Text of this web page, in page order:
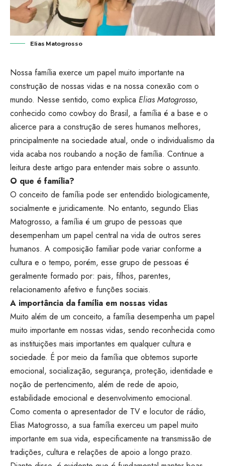
Elias Matogrosso
Nossa família exerce um papel muito importante na
construção de nossas vidas e na nossa conexão com o
mundo. Nesse sentido, como explica Elias Matogrosso,
conhecido como cowboy do Brasil, a família é a base e o
alicerce para a construção de seres humanos melhores,
principalmente na sociedade atual, onde o individualismo da
vida acaba nos roubando a noção de família. Continue a
leitura deste artigo para entender mais sobre o assunto.
O que é família?
O conceito de família pode ser entendido biologicamente,
socialmente e juridicamente. No entanto, segundo Elias
Matogrosso, a família é um grupo de pessoas que
desempenham um papel central na vida de outros seres
humanos. A composição familiar pode variar conforme a
cultura e o tempo, porém, esse grupo de pessoas é
geralmente formado por: pais, filhos, parentes,
relacionamento afetivo e funções sociais.
A importância da família em nossas vidas
Muito além de um conceito, a família desempenha um papel
muito importante em nossas vidas, sendo reconhecida como
as instituições mais importantes em qualquer cultura e
sociedade. É por meio da família que obtemos suporte
emocional, socialização, segurança, proteção, identidade e
noção de pertencimento, além de rede de apoio,
estabilidade emocional e desenvolvimento emocional.
Como comenta o apresentador de TV e locutor de rádio,
Elias Matogrosso, a sua família exerceu um papel muito
importante em sua vida, especificamente na transmissão de
tradições, cultura e relações de apoio a longo prazo.